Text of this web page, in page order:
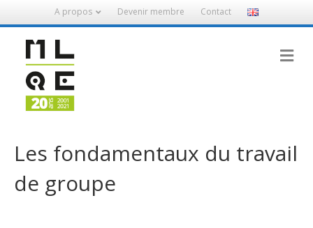
A propos Devenir membre Contact
Les fondamentaux du travail
de groupe